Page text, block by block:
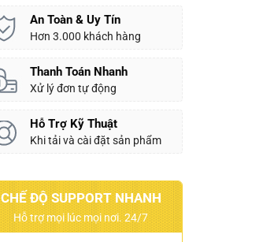
An Toàn & Uy Tín
Hơn 3.000 khách hàng
Thanh Toán Nhanh
Xử lý đơn tự động
Hỗ Trợ Kỹ Thuật
Khi tải và cài đặt sản phẩm
CHẾ ĐỘ SUPPORT NHANH
Hỗ trợ mọi lúc mọi nơi. 24/7